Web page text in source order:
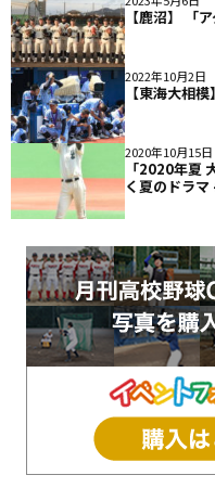
【鹿沼】 「
2022年10月2日
【東海大相
2020年10月15日
「2020年夏
く夏のドラ